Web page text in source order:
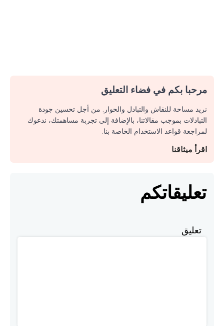
مرحبا بكم في فضاء التعليق
نريد مساحة للنقاش والتبادل والحوار. من أجل تحسين جودة
التبادلات بموجب مقالاتنا، بالإضافة إلى تجربة مساهمتك، ندعوك
لمراجعة قواعد الاستخدام الخاصة بنا.
اقرأ ميثاقنا
تعليقاتكم
تعليق